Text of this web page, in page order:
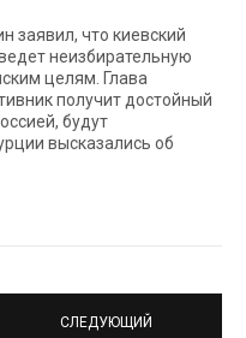
заявил, что киевский
неизбирательную
целям. Глава
получит достойный
будут
высказались об
СЛЕДУЮЩИЙ